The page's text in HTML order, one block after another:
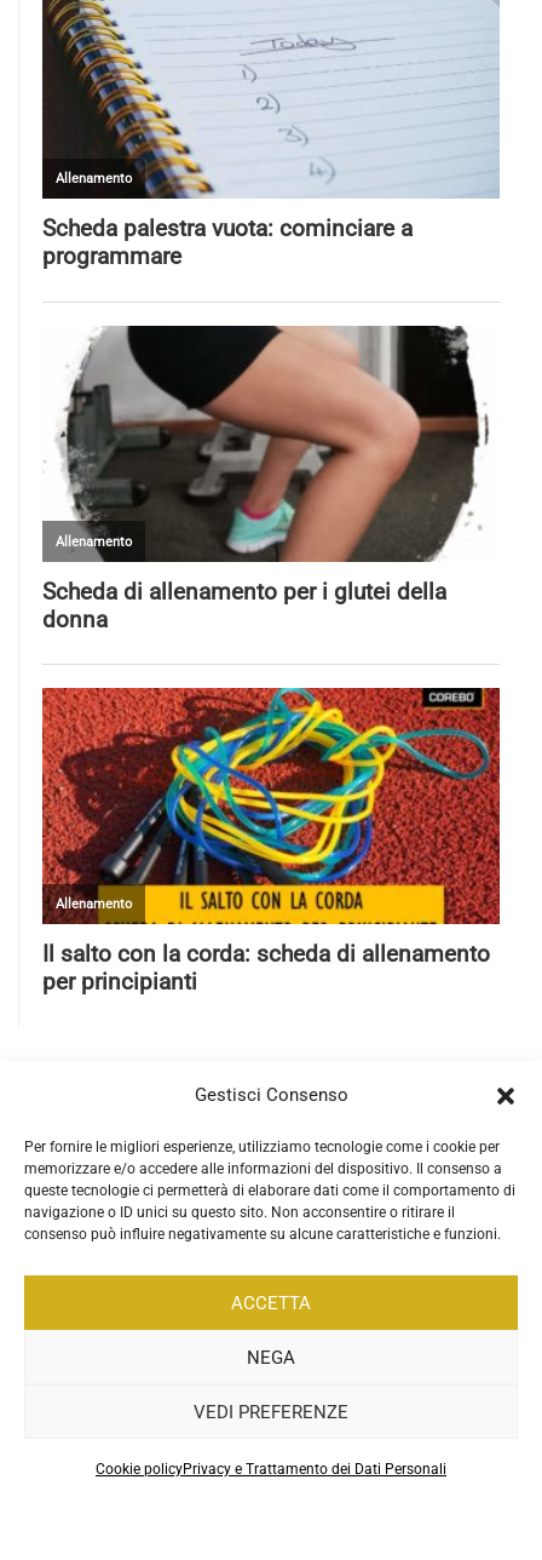
Gestisci Consenso
Per fornire le migliori esperienze, utilizziamo tecnologie come i cookie per
memorizzare e/o accedere alle informazioni del dispositivo. Il consenso a
queste tecnologie ci permetterà di elaborare dati come il comportamento di
navigazione o ID unici su questo sito. Non acconsentire o ritirare il
consenso può influire negativamente su alcune caratteristiche e funzioni.
ACCETTA
NEGA
VEDI PREFERENZE
Cookie policyPrivacy e Trattamento dei Dati Personali